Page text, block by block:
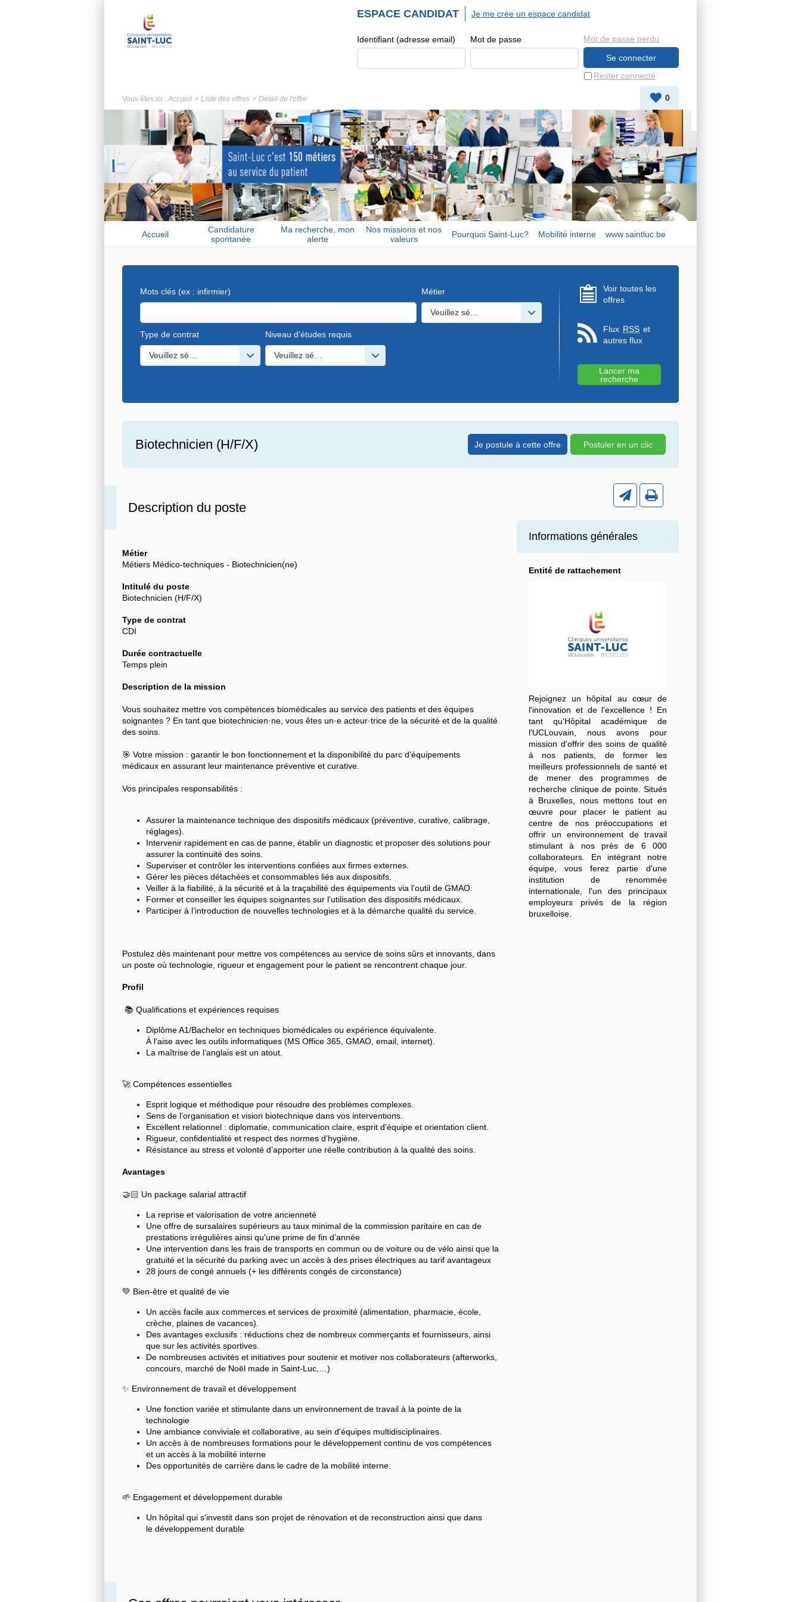
ESPACE CANDIDAT
Identifiant (adresse email) Mot de passe
Rester connecté
Mot de passe perdu
Je me crée un espace candidat
Vous êtes ici : Accueil Liste des offres Détail de l'offre 0
Accueil
Candidature
spontanée
Ma recherche, mon
alerte
Nos missions et nos
valeurs
Pourquoi Saint-Luc? Mobilité interne www.saintluc.be
Mots clés (ex : infirmier) Métier
Veuillez sélectionner une ou des valeurs
Type de contrat
Veuillez sélectionner une ou des valeurs
Niveau d'études requis
Veuillez sélectionner une ou des valeurs
Voir toutes les
offres
Flux RSS et
autres flux
Biotechnicien (H/F/X)
Description du poste
Métier
Métiers Médico-techniques - Biotechnicien(ne)
Intitulé du poste
Biotechnicien (H/F/X)
Type de contrat
CDI
Durée contractuelle
Temps plein
Description de la mission
Vous souhaitez mettre vos compétences biomédicales au service des patients et des équipes
soignantes ? En tant que biotechnicien·ne, vous êtes un·e acteur·trice de la sécurité et de la qualité
des soins.
🎯 Votre mission : garantir le bon fonctionnement et la disponibilité du parc d’équipements
médicaux en assurant leur maintenance préventive et curative.
Vos principales responsabilités :
Assurer la maintenance technique des dispositifs médicaux (préventive, curative, calibrage,
réglages).
Intervenir rapidement en cas de panne, établir un diagnostic et proposer des solutions pour
assurer la continuité des soins.
Superviser et contrôler les interventions confiées aux firmes externes.
Gérer les pièces détachées et consommables liés aux dispositifs.
Veiller à la fiabilité, à la sécurité et à la traçabilité des équipements via l’outil de GMAO.
Former et conseiller les équipes soignantes sur l’utilisation des dispositifs médicaux.
Participer à l’introduction de nouvelles technologies et à la démarche qualité du service.
Postulez dès maintenant pour mettre vos compétences au service de soins sûrs et innovants, dans
un poste où technologie, rigueur et engagement pour le patient se rencontrent chaque jour.
Profil
📚 Qualifications et expériences requises
Diplôme A1/Bachelor en techniques biomédicales ou expérience équivalente.
À l’aise avec les outils informatiques (MS Office 365, GMAO, email, internet).
La maîtrise de l’anglais est un atout.
🚀 Compétences essentielles
Esprit logique et méthodique pour résoudre des problèmes complexes.
Sens de l’organisation et vision biotechnique dans vos interventions.
Excellent relationnel : diplomatie, communication claire, esprit d’équipe et orientation client.
Rigueur, confidentialité et respect des normes d’hygiène.
Résistance au stress et volonté d’apporter une réelle contribution à la qualité des soins.
Avantages
🤝🏻 Un package salarial attractif
La reprise et valorisation de votre ancienneté
Une offre de sursalaires supérieurs au taux minimal de la commission paritaire en cas de
prestations irrégulières ainsi qu'une prime de fin d’année
Une intervention dans les frais de transports en commun ou de voiture ou de vélo ainsi que la
gratuité et la sécurité du parking avec un accès à des prises électriques au tarif avantageux
28 jours de congé annuels (+ les différents congés de circonstance)
💚 Bien-être et qualité de vie
Un accès facile aux commerces et services de proximité (alimentation, pharmacie, école,
crèche, plaines de vacances).
Des avantages exclusifs : réductions chez de nombreux commerçants et fournisseurs, ainsi
que sur les activités sportives.
De nombreuses activités et initiatives pour soutenir et motiver nos collaborateurs (afterworks,
concours, marché de Noël made in Saint-Luc,…)
✨ Environnement de travail et développement
Une fonction variée et stimulante dans un environnement de travail à la pointe de la
technologie
Une ambiance conviviale et collaborative, au sein d'équipes multidisciplinaires.
Un accès à de nombreuses formations pour le développement continu de vos compétences
et un accès à la mobilité interne
Des opportunités de carrière dans le cadre de la mobilité interne.
🌱 Engagement et développement durable
Un hôpital qui s'investit dans son projet de rénovation et de reconstruction ainsi que dans
le développement durable
Informations générales
Entité de rattachement
Rejoignez un hôpital au cœur de
l'innovation et de l'excellence ! En
tant qu'Hôpital académique de
l'UCLouvain, nous avons pour
mission d'offrir des soins de qualité
à nos patients, de former les
meilleurs professionnels de santé et
de mener des programmes de
recherche clinique de pointe. Situés
à Bruxelles, nous mettons tout en
œuvre pour placer le patient au
centre de nos préoccupations et
offrir un environnement de travail
stimulant à nos près de 6 000
collaborateurs. En intégrant notre
équipe, vous ferez partie d'une
institution de renommée
internationale, l'un des principaux
employeurs privés de la région
bruxelloise.